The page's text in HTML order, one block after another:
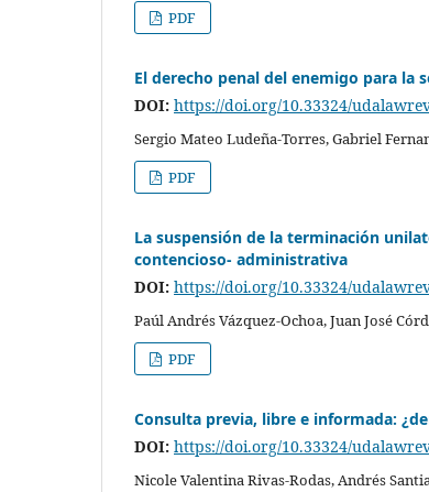
PDF
El derecho penal del enemigo para la
DOI: https://doi.org/10.33324/
Sergio Mateo Ludeña-Torres, Gabriel
PDF
La suspensión de la terminación
contencioso- administrativa
DOI: https://doi.org/10.33324/
Paúl Andrés Vázquez-Ochoa, Juan José
PDF
Consulta previa, libre e informada:
DOI: https://doi.org/10.33324/
Nicole Valentina Rivas-Rodas, Andrés